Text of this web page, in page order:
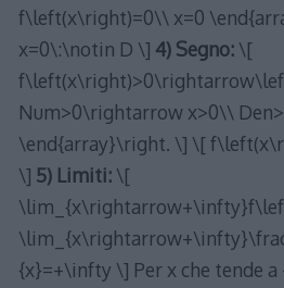
f\left(x\right)=0\\ x=0
x=0\:\notin D \] 4) Segno:\[
Num>0\rightarrow x>0\\
\end{array}\right. \] \[
\] 5) Limiti:\[
{x}=+\infty \] Per x che tende